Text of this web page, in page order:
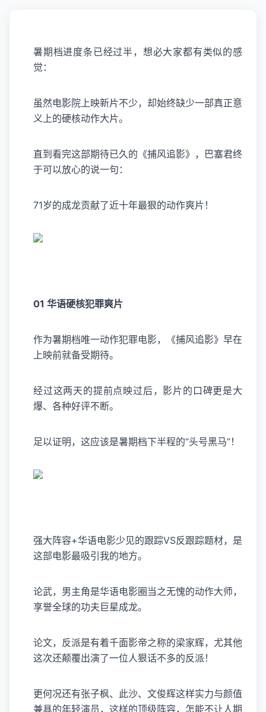
暑期档进度条已经过半，想必大家都有类似的感
觉：
虽然电影院上映新片不少，却始终缺少一部真正意
义上的硬核动作大片。
直到看完这部期待已久的《捕风追影》，巴塞君终
于可以放心的说一句：
71岁的成龙贡献了近十年最狠的动作爽片！
01 华语硬核犯罪爽片
作为暑期档唯一动作犯罪电影，《捕风追影》早在
上映前就备受期待。
经过这两天的提前点映过后，影片的口碑更是大
爆、各种好评不断。
足以证明，这应该是暑期档下半程的“头号黑马”！
强大阵容+华语电影少见的跟踪VS反跟踪题材，是
这部电影最吸引我的地方。
论武，男主角是华语电影圈当之无愧的动作大师，
享誉全球的功夫巨星成龙。
论文，反派是有着千面影帝之称的梁家辉，尤其他
这次还颠覆出演了一位人狠话不多的反派！
更何况还有张子枫、此沙、文俊辉这样实力与颜值
兼具的年轻演员，这样的顶级阵容，怎能不让人期